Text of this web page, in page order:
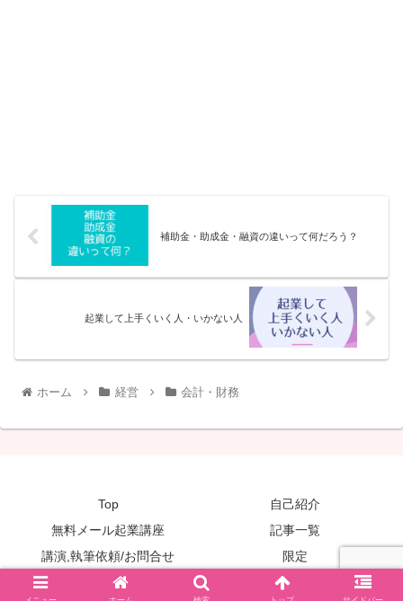
補助金・助成金・融資の違いって何だろう？
起業して上手くいく人・いかない人
ホーム 経営 会計・財務
Top
自己紹介
無料メール起業講座
記事一覧
講演,執筆依頼/お問合せ
限定
Copyright © 2019 ItoJunko All Rights Reserved.